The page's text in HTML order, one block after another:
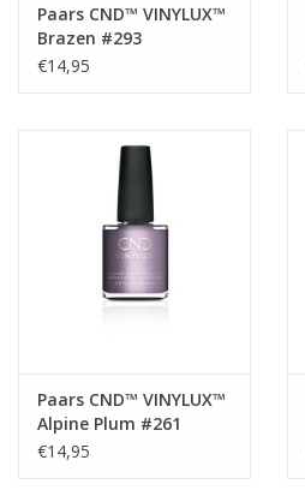
Paars CND™ VINYLUX™
Brazen #293
€14,95
Paars CND™ VINYLUX™
Alpine Plum #261
€14,95